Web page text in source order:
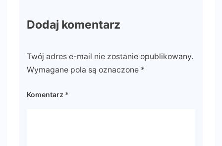
Dodaj komentarz
Twój adres e-mail nie zostanie opublikowany.
Wymagane pola są oznaczone *
Komentarz *